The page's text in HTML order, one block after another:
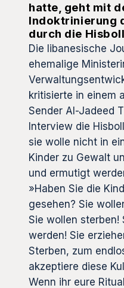
hatte, geht mit
Indoktrinierung
durch die
Die libanesische
ehemalige
kritisierte in einem
Sender Al-Jadeed
Interview die
sie wolle nicht in
Kinder zu Gewalt
und ermutigt
»Haben Sie die
gesehen? Sie
Sie wollen
werden! Sie
Sterben, zum
akzeptiere diese
Wenn ihr eure